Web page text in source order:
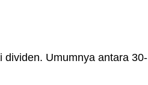
dividen. Umumnya antara 30-